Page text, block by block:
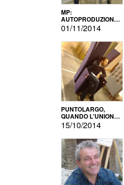
MP:
AUTOPRODUZIONE
E INNOVAZIONE
01/11/2014
PUNTOLARGO,
QUANDO L'UNIONE
FA LA FORZA E
VINCE
15/10/2014